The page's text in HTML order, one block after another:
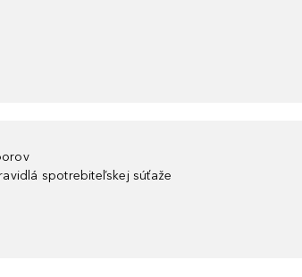
spotrebiteľskej súťaže